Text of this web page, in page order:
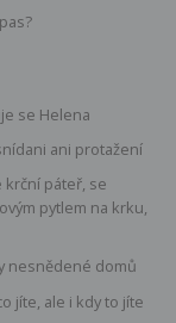
se Helena
ani protažení
krční páteř, se
pytlem na krku,
nesnědené domů
jíte, ale i kdy to jíte